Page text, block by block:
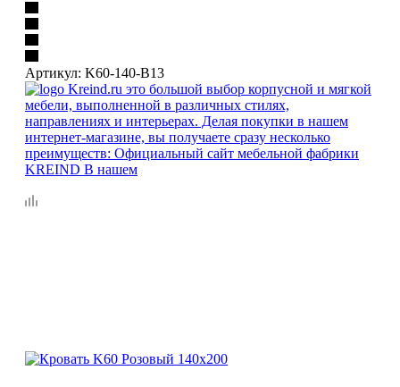
Артикул: K60-140-B13